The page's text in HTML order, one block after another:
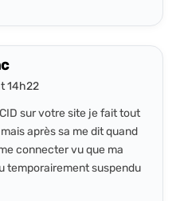
14h22
sur votre site je fait tout
après sa me dit quand
connecter vu que ma
temporairement suspendu